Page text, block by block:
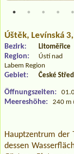
Úštěk, Levínská
Bezirk: Litoměřice
Region:
Ústí nad
Labem Region
Gebiet: České
Öffnungszeiten:
Meereshöhe: 240 m
Hauptzentrum der
dessen